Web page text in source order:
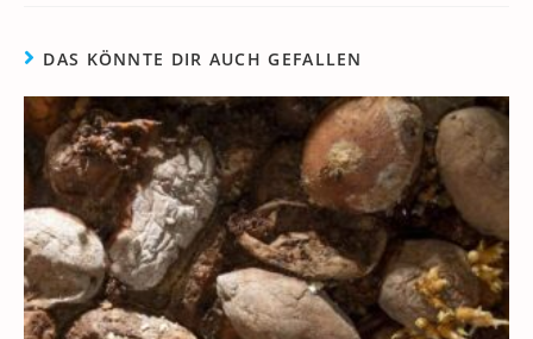
DAS KÖNNTE DIR AUCH GEFALLEN